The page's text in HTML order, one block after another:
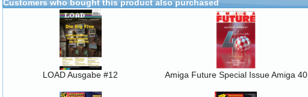
Customers who bought this product also purchased
LOAD Ausgabe #12 Amiga Future Special Issue Amiga 40